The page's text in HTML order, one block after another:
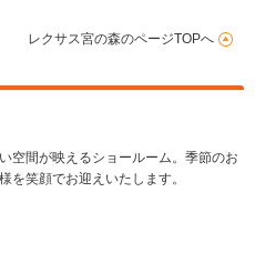
レクサス宮の森のページTOPへ
空間が映えるショールーム。季節のお
を笑顔でお迎えいたします。